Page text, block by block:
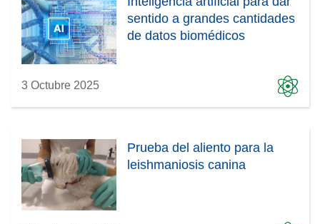
sentido a grandes cantidades
de datos biomédicos
3 Octubre 2025
Prueba del aliento para la
leishmaniosis canina